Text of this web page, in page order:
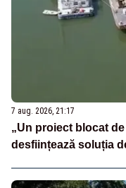
7 aug. 2026, 21:17
„Un proiect blocat
desființează soluția